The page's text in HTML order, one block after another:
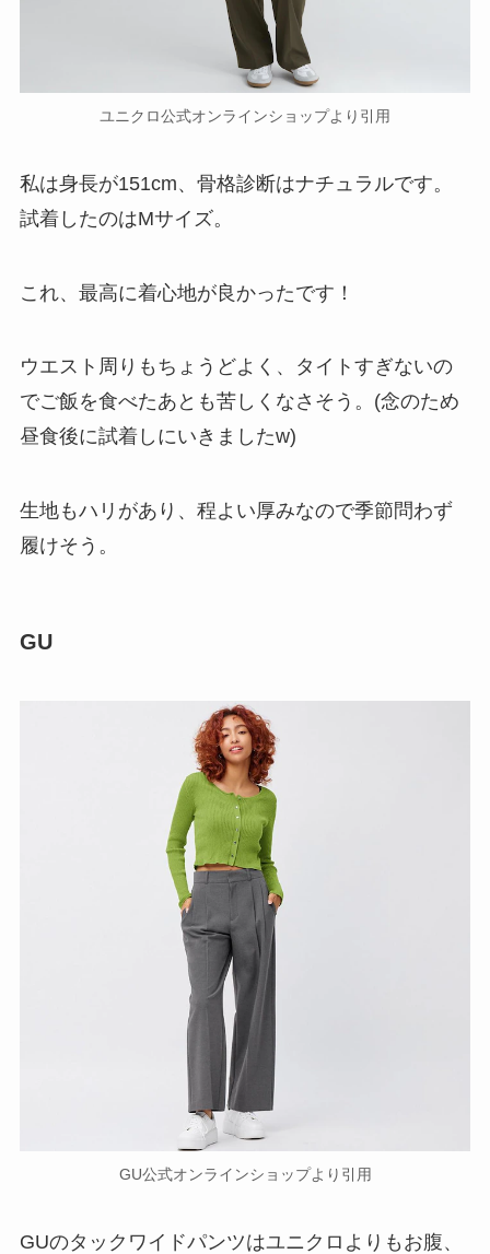
ユニクロ公式オンラインショップより引用
私は身長が151cm、骨格診断はナチュラルです。
試着したのはMサイズ。
これ、最高に着心地が良かったです！
ウエスト周りもちょうどよく、タイトすぎないの
でご飯を食べたあとも苦しくなさそう。(念のため
昼食後に試着しにいきましたw)
生地もハリがあり、程よい厚みなので季節問わず
履けそう。
GU
GU公式オンラインショップより引用
GUのタックワイドパンツはユニクロよりもお腹、